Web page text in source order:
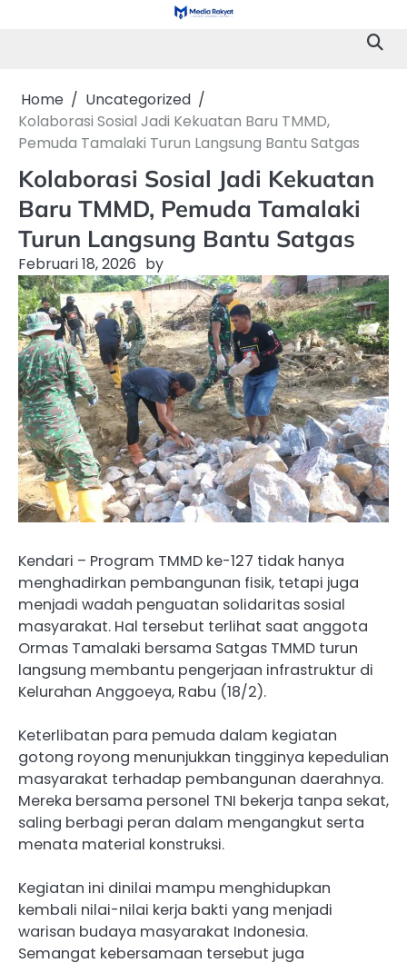
Home
Uncategorized
Kolaborasi Sosial Jadi Kekuatan Baru TMMD,
Pemuda Tamalaki Turun Langsung Bantu Satgas
Kolaborasi Sosial Jadi Kekuatan
Baru TMMD, Pemuda Tamalaki
Turun Langsung Bantu Satgas
Februari 18, 2026 by
Kendari – Program TMMD ke-127 tidak hanya
menghadirkan pembangunan fisik, tetapi juga
menjadi wadah penguatan solidaritas sosial
masyarakat. Hal tersebut terlihat saat anggota
Ormas Tamalaki bersama Satgas TMMD turun
langsung membantu pengerjaan infrastruktur di
Kelurahan Anggoeya, Rabu (18/2).
Keterlibatan para pemuda dalam kegiatan
gotong royong menunjukkan tingginya kepedulian
masyarakat terhadap pembangunan daerahnya.
Mereka bersama personel TNI bekerja tanpa sekat,
saling berbagi peran dalam mengangkut serta
menata material konstruksi.
Kegiatan ini dinilai mampu menghidupkan
kembali nilai-nilai kerja bakti yang menjadi
warisan budaya masyarakat Indonesia.
Semangat kebersamaan tersebut juga